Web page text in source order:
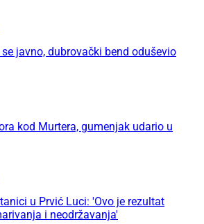
javno, dubrovački bend oduševio
kod Murtera, gumenjak udario u
u Prvić Luci: 'Ovo je rezultat
i neodržavanja'